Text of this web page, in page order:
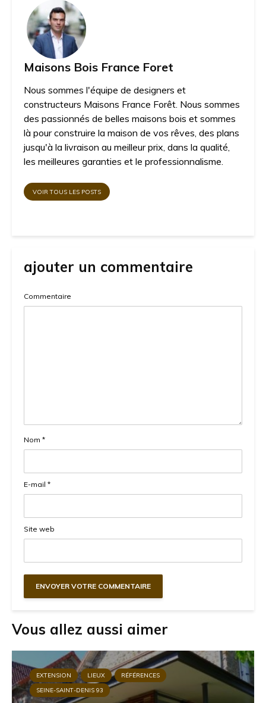
Maisons Bois France Foret
Nous sommes l'équipe de designers et
constructeurs Maisons France Forêt. Nous sommes
des passionnés de belles maisons bois et sommes
là pour construire la maison de vos rêves, des plans
jusqu'à la livraison au meilleur prix, dans la qualité,
les meilleures garanties et le professionnalisme.
VOIR TOUS LES POSTS
ajouter un commentaire
Commentaire
Nom *
E-mail *
Site web
Vous allez aussi aimer
EXTENSION LIEUX
RÉFÉRENCES
SEINE-SAINT-DENIS 93